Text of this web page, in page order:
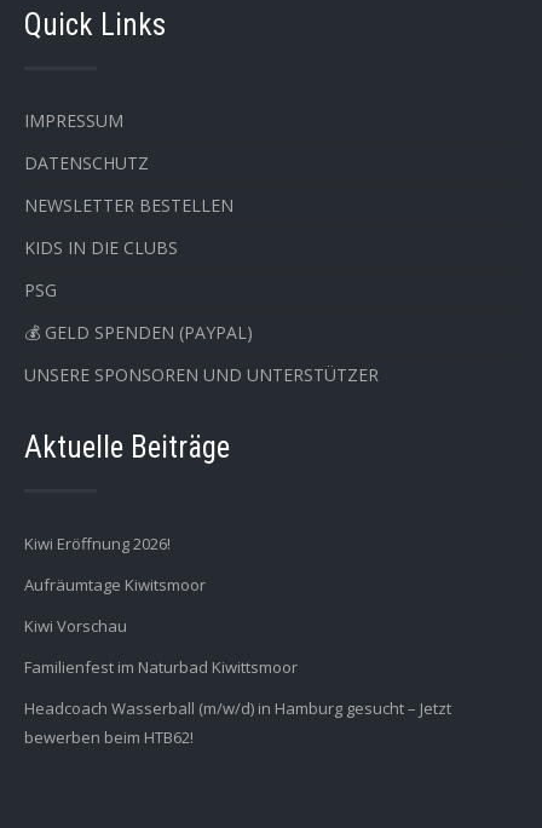
Quick Links
IMPRESSUM
DATENSCHUTZ
NEWSLETTER BESTELLEN
KIDS IN DIE CLUBS
PSG
💰 GELD SPENDEN (PAYPAL)
UNSERE SPONSOREN UND UNTERSTÜTZER
Aktuelle Beiträge
Kiwi Eröffnung 2026!
Aufräumtage Kiwitsmoor
Kiwi Vorschau
Familienfest im Naturbad Kiwittsmoor
Headcoach Wasserball (m/w/d) in Hamburg gesucht – Jetzt
bewerben beim HTB62!